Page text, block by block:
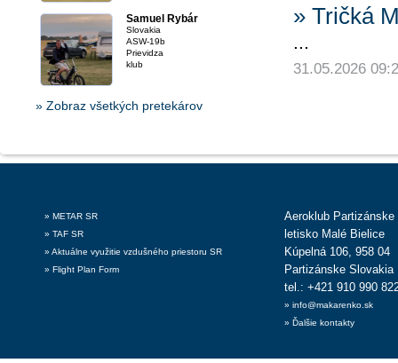
Samuel Rybár
Slovakia
ASW-19b
Prievidza
klub
» Zobraz všetkých pretekárov
» Tričká
...
31.05.2026
» METAR SR
» TAF SR
» Aktuálne využitie vzdušného priestoru SR
» Flight Plan Form
Aeroklub Partizánske
letisko Malé Bielice
Kúpelná 106, 958 04
Partizánske Slovakia
tel.: +421 910 990
» info@makarenko.sk
» Ďalšie kontakty